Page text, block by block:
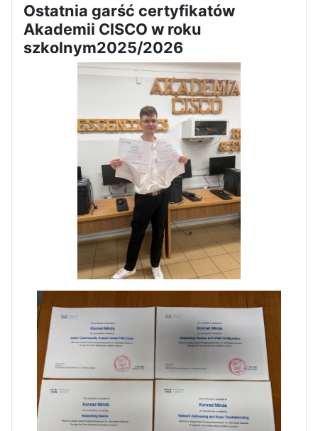
Zawody Sportowo – Obronne
klas OPW
Apel z okazji 235-tej rocznicy
uchwalenia Konstytucji 3 Maja
Dni Otwarte w „Staszicu” za
nami
Ostatnia garść certyfikatów
Akademii CISCO w roku
szkolnym2025/2026